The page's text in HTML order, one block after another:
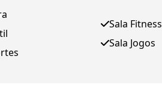
Sala Fitness
Sala Jogos